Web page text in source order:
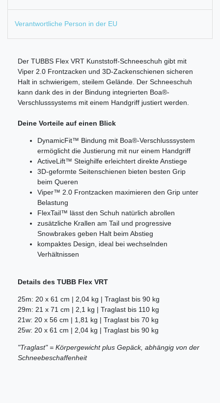
Verantwortliche Person in der EU
Der TUBBS Flex VRT Kunststoff-Schneeschuh gibt mit
Viper 2.0 Frontzacken und 3D-Zackenschienen sicheren
Halt in schwierigem, steilem Gelände. Der Schneeschuh
kann dank des in der Bindung integrierten Boa®-
Verschlusssystems mit einem Handgriff justiert werden.
Deine Vorteile auf einen Blick
DynamicFit™ Bindung mit Boa®-Verschlusssystem
ermöglicht die Justierung mit nur einem Handgriff
ActiveLift™ Steighilfe erleichtert direkte Anstiege
3D-geformte Seitenschienen bieten besten Grip
beim Queren
Viper™ 2.0 Frontzacken maximieren den Grip unter
Belastung
FlexTail™ lässt den Schuh natürlich abrollen
zusätzliche Krallen am Tail und progressive
Snowbrakes geben Halt beim Abstieg
kompaktes Design, ideal bei wechselnden
Verhältnissen
Details des TUBB Flex VRT
25m: 20 x 61 cm | 2,04 kg | Traglast bis 90 kg
29m: 21 x 71 cm | 2,1 kg | Traglast bis 110 kg
21w: 20 x 56 cm | 1,81 kg | Traglast bis 70 kg
25w: 20 x 61 cm | 2,04 kg | Traglast bis 90 kg
"Traglast" = Körpergewicht plus Gepäck, abhängig von der
Schneebeschaffenheit